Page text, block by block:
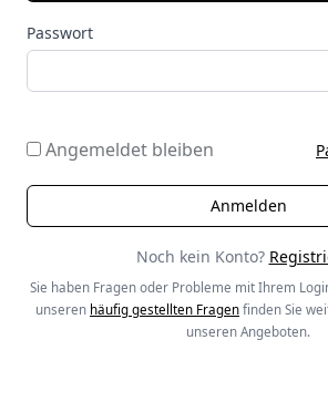
Passwort
Angemeldet bleiben
Noch kein Konto?
Sie haben Fragen oder Probleme mit Ihrem
unseren häufig gestellten Fragen finden Sie
unseren Angeboten.